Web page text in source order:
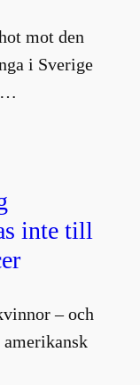
mot den
i Sverige
inte till
– och